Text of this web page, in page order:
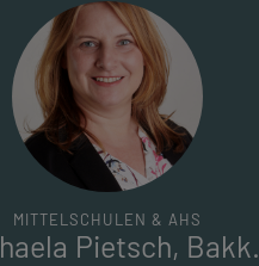
MITTELSCHULEN & AHS
Pietsch, Bakk.